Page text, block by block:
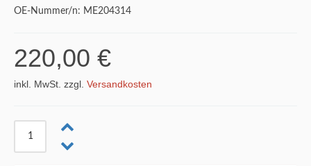
OE-Nummer/n: ME204314
220,00 €
inkl. MwSt. zzgl. Versandkosten